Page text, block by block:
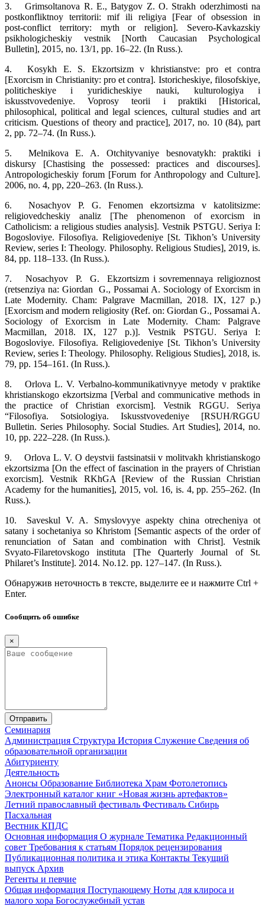
3.
Grimsoltanova R. E., Batygov Z. O. Strakh oderzhimosti na
postkonfliktnoy territorii: mif ili religiya [Fear of obsession in
post‑conflict territory: myth or religion]. Severo‑Kavkazskiy
psikhologicheskiy vestnik [North Caucasian Psychological
Bulletin], 2015, no. 13/1, pp. 16–22. (In Russ.).
4.
Kosykh E. S. Ekzortsizm v khristianstve: pro et contra
[Exorcism in Christianity: pro et contra]. Istoricheskiye, filosofskiye,
politicheskiye i yuridicheskiye nauki, kulturologiya i
iskusstvovedeniye. Voprosy teorii i praktiki [Historical,
philosophical, political and legal sciences, cultural studies and art
criticism. Questions of theory and practice], 2017, no. 10 (84), part
2, pp. 72–74. (In Russ.).
5.
Melnikova E. A. Otchityvaniye besnovatykh: praktiki i
diskursy [Chastising the possessed: practices and discourses].
Antropologicheskiy forum [Forum for Anthropology and Culture].
2006, no. 4, pp, 220–263. (In Russ.).
6.
Nosachyov P. G. Fenomen ekzortsizma v katolitsizme:
religiovedcheskiy analiz [The phenomenon of exorcism in
Catholicism: a religious studies analysis]. Vestnik PSTGU. Seriya I:
Bogosloviye. Filosofiya. Religiovedeniye [St. Tikhon’s University
Review, series I: Theology. Philosophy. Religious Studies], 2019, is.
84, pp. 118–133. (In Russ.).
7.
Nosachyov P. G. Ekzortsizm i sovremennaya religioznost
(retsenziya na: Giordan G., Possamai A. Sociology of Exorcism in
Late Modernity. Cham: Palgrave Macmillan, 2018. IX, 127 p.)
[Exorcism and modern religiosity (Ref. on: Giordan G., Possamai A.
Sociology of Exorcism in Late Modernity. Cham: Palgrave
Macmillan, 2018. IX, 127 p.)]. Vestnik PSTGU. Seriya I:
Bogosloviye. Filosofiya. Religiovedeniye [St. Tikhon’s University
Review, series I: Theology. Philosophy. Religious Studies], 2018, is.
79, pp. 154–161. (In Russ.).
8.
Orlova L. V. Verbalno‑kommunikativnyye metody v praktike
khristianskogo ekzortsizma [Verbal and communicative methods in
the practice of Christian exorcism]. Vestnik RGGU. Seriya
“Filosofiya. Sotsiologiya. Iskusstvovedeniye [RSUH/RGGU
Bulletin. Series Philosophy. Social Studies. Art Studies], 2014, no.
10, pp. 222–228. (In Russ.).
9.
Orlova L. V. O deystvii fastsinatsii v molitvakh khristianskogo
ekzortsizma [On the effect of fascination in the prayers of Christian
exorcism]. Vestnik RKhGA [Review of the Russian Christian
Academy for the humanities], 2015, vol. 16, is. 4, pp. 255–262. (In
Russ.).
10.
Saveskul V. A. Smyslovyye aspekty china otrecheniya ot
satany i sochetaniya so Khristom [Semantic aspects of the order of
renunciation of Satan and combination with Christ]. Vestnik
Svyato‑Filaretovskogo instituta [The Quarterly Journal of St.
Philaret’s Institute]. 2014. No.12. pp. 127–147. (In Russ.).
Обнаружив неточность в тексте, выделите ее и нажмите Ctrl +
Enter.
Сообщить об ошибке
×
Отправить
Семинария
Администрация Структура История Служение Сведения об
образовательной организации
Абитуриенту
Деятельность
Анонсы Образование Библиотека Храм Фотолетопись
Электронный каталог книг «Новая жизнь артефактов»
Летний православный фестиваль Фестиваль Сибирь
Пасхальная
Вестник КПДС
Основная информация О журнале Тематика Редакционный
совет Требования к статьям Порядок рецензирования
Публикационная политика и этика Контакты Текущий
выпуск Архив
Регенты и певчие
Общая информация Поступающему Ноты для клироса и
малого хора Богослужебный устав